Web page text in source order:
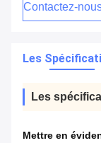
Contactez-
Les
Les
Mettre en